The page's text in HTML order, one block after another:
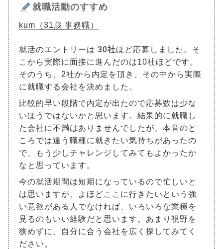
就職活動のすすめ
kum（31歳 事務職）
就活のエントリーは 30社ほど応募しました。そ
こから実際に面接に進んだのは10社ほどです。
そのうち、2社から内定を頂き、その中から実際
に就職する会社を決めました。
比較的早い段階で内定が出たので応募数は少な
いほうではないかと思います。結果的に就職し
た会社に不満はありませんでしたが、本音のと
ころでは違う職種に就きたい気持ちがあったの
で、もう少しチャレンジしてみてもよかったか
なと思っています。
今の就活期間は短期になっているので忙しいと
は思いますが、よほどここに行きたいという強
い意欲がある人でなければ、いろいろな業種を
見るのもいい経験だと思います。あまり視野を
狭めずに、自分に合う会社を広く探してみてく
ださい。